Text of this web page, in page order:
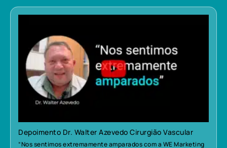
Depoimento Dr. Walter Azevedo Cirurgião Vascular
“Nos sentimos extremamente amparados com a WE Marketing